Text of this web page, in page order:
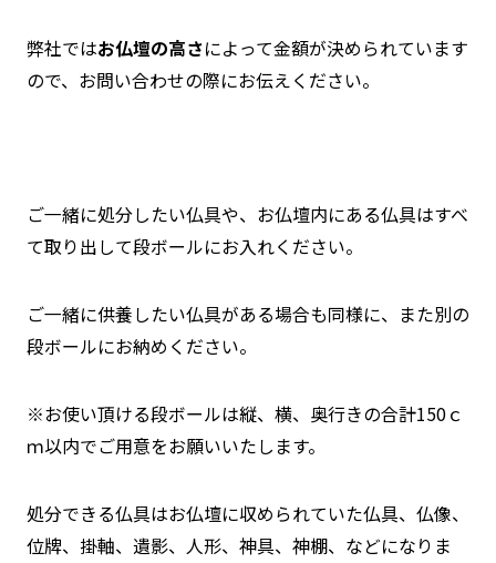
弊社ではお仏壇の高さによって金額が決められています
ので、お問い合わせの際にお伝えください。
ご一緒に処分したい仏具や、お仏壇内にある仏具はすべ
て取り出して段ボールにお入れください。
ご一緒に供養したい仏具がある場合も同様に、また別の
段ボールにお納めください。
※お使い頂ける段ボールは縦、横、奥行きの合計150ｃ
ｍ以内でご用意をお願いいたします。
処分できる仏具はお仏壇に収められていた仏具、仏像、
位牌、掛軸、遺影、人形、神具、神棚、などになりま